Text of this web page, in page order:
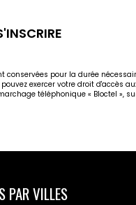
conservées pour la durée
exercer votre droit d'accès
téléphonique « Bloctel »,
PAR VILLES